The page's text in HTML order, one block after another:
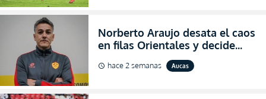
Norberto Araujo desata el caos
en filas Orientales y decide
abandonar la dirección técnica
de Aucas
schedule hace 2 semanas Aucas